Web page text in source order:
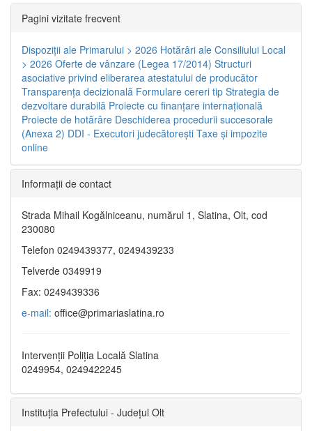
Pagini vizitate frecvent
Dispoziţii ale Primarului > 2026 Hotărâri ale Consiliului Local
> 2026 Oferte de vânzare (Legea 17/2014) Structuri
asociative privind eliberarea atestatului de producător
Transparenţa decizională Formulare cereri tip Strategia de
dezvoltare durabilă Proiecte cu finanţare internaţională
Proiecte de hotărâre Deschiderea procedurii succesorale
(Anexa 2) DDI - Executori judecătorești Taxe şi impozite
online
Informaţii de contact
Strada Mihail Kogălniceanu, numărul 1, Slatina, Olt, cod
230080
Telefon 0249439377, 0249439233
Telverde 0349919
Fax: 0249439336
e-mail: office@primariaslatina.ro
Intervenții Poliția Locală Slatina
0249954, 0249422245
Instituția Prefectului - Județul Olt